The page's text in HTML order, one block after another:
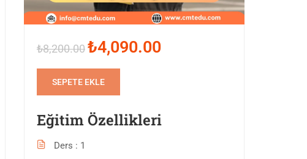
₺8,200.00₺4,090.00
SEPETE EKLE
Eğitim Özellikleri
Ders
1